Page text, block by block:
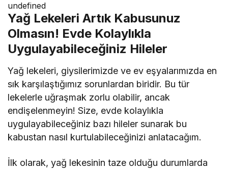
undefined
Yağ Lekeleri Artık Kabusunuz
Olmasın! Evde Kolaylıkla
Uygulayabileceğiniz Hileler
Yağ lekeleri, giysilerimizde ve ev eşyalarımızda en
sık karşılaştığımız sorunlardan biridir. Bu tür
lekelerle uğraşmak zorlu olabilir, ancak
endişelenmeyin! Size, evde kolaylıkla
uygulayabileceğiniz bazı hileler sunarak bu
kabustan nasıl kurtulabileceğinizi anlatacağım.
İlk olarak, yağ lekesinin taze olduğu durumlarda